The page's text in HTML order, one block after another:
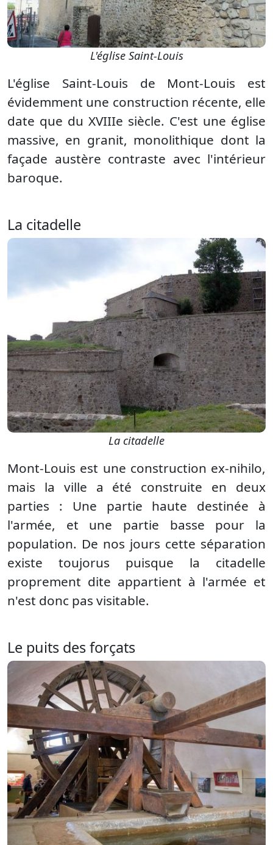
L'église Saint-Louis
L'église Saint-Louis de Mont-Louis est
évidemment une construction récente, elle
date que du XVIIIe siècle. C'est une église
massive, en granit, monolithique dont la
façade austère contraste avec l'intérieur
baroque.
La citadelle
La citadelle
Mont-Louis est une construction ex-nihilo,
mais la ville a été construite en deux
parties : Une partie haute destinée à
l'armée, et une partie basse pour la
population. De nos jours cette séparation
existe toujorus puisque la citadelle
proprement dite appartient à l'armée et
n'est donc pas visitable.
Le puits des forçats